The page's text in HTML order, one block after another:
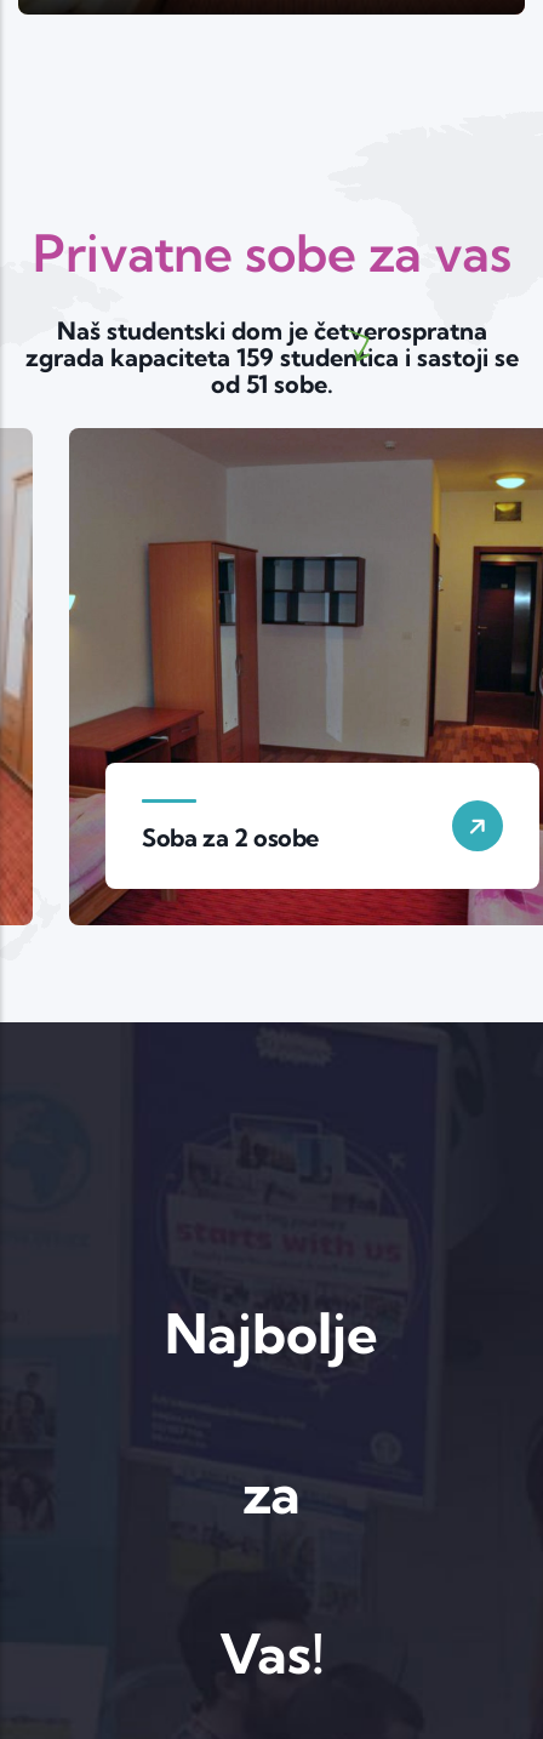
Privatne sobe za vas
Naš studentski dom je četverospratna
zgrada kapaciteta 159 studentica i sastoji se
od 51 sobe.
Soba za 2 osobe
Najbolje
za
Vas!